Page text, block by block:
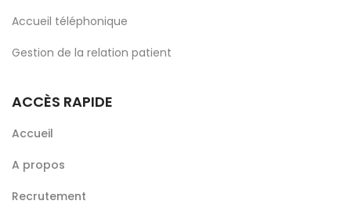
Accueil téléphonique
Gestion de la relation patient
ACCÈS RAPIDE
Accueil
A propos
Recrutement